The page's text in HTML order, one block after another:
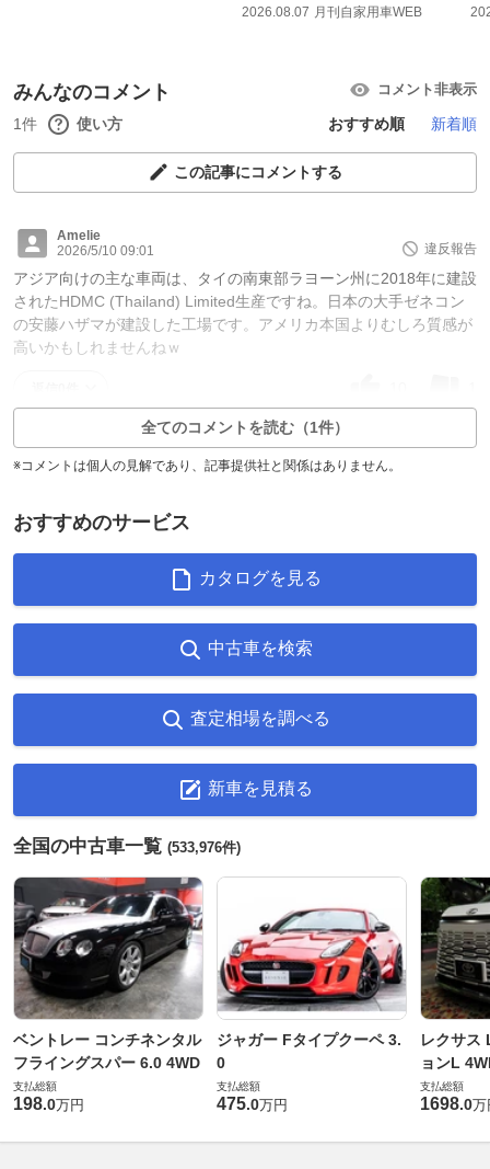
2026.08.07 月刊自家用車WEB
みんなのコメント コメント非表示
1件 使い方 おすすめ順 新着順
この記事にコメントする
Amelie
2026/5/10 09:01
違反報告
アジア向けの主な車両は、タイの南東部ラヨーン州に2018年に建設
されたHDMC (Thailand) Limited生産ですね。日本の大手ゼネコン
の安藤ハザマが建設した工場です。アメリカ本国よりむしろ質感が
高いかもしれませんねｗ
全てのコメントを読む（1件）
※コメントは個人の見解であり、記事提供社と関係はありません。
おすすめのサービス
カタログを見る
中古車を検索
査定相場を調べる
新車を見積る
全国の中古車一覧 (533,976件)
ベントレー コンチネンタル
フライングスパー 6.0 4WD
支払総額
198.0万円
ジャガー Fタイプクーペ 3.
0
支払総額
475.0万円
レクサス
ョンL
支払総額
1698.0万